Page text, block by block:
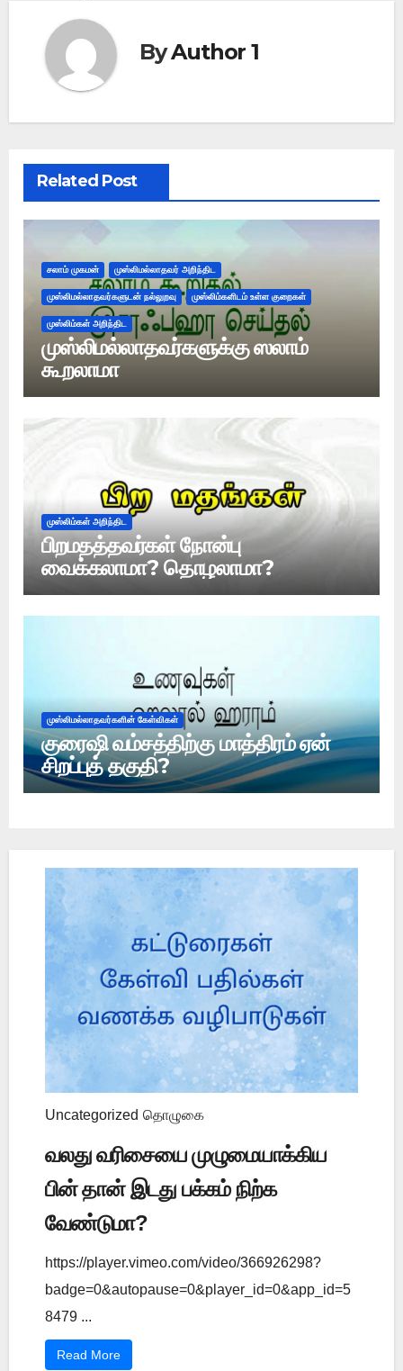
ByAuthor 1
Related Post
சலாம் முகமன் முஸ்லிமல்லாதவர் அறிந்திட
முஸ்லிமல்லாதவர்களுடன் நல்லுறவு முஸ்லிம்களிடம் உள்ள குறைகள்
முஸ்லிம்கள் அறிந்திட
முஸ்லிமல்லாதவர்களுக்கு ஸலாம்
கூறலாமா
முஸ்லிம்கள் அறிந்திட
பிறமதத்தவர்கள் நோன்பு
வைக்கலாமா? தொழலாமா?
முஸ்லிமல்லாதவர்களின் கேள்விகள்
குரைஷி வம்சத்திற்கு மாத்திரம் ஏன்
சிறப்புத் தகுதி?
Uncategorized தொழுகை
வலது வரிசையை முழுமையாக்கிய
பின் தான் இடது பக்கம் நிற்க
வேண்டுமா?
https://player.vimeo.com/video/366926298?
badge=0&autopause=0&player_id=0&app_id=5
8479 ...
Read More